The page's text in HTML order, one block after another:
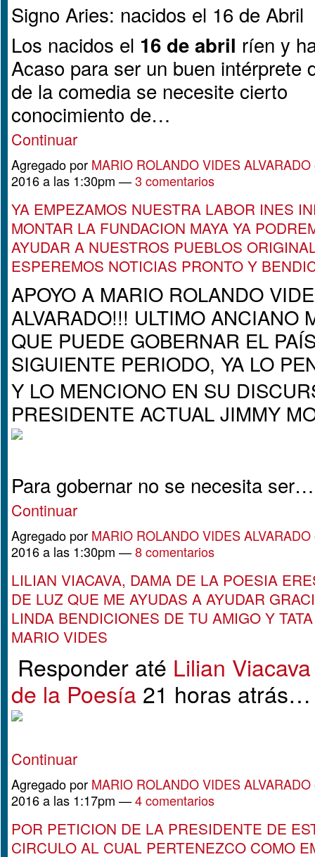
Signo Aries: nacidos el 16 de Abril
Los nacidos el 16 de abril ríen y
Acaso para ser un buen intérprete
de la comedia se necesite cierto
conocimiento de…
Continuar
Agregado por MARIO ROLANDO VIDES ALVARADO
2016 a las 1:30pm —3 comentarios
YA EMPEZAMOS NUESTRA LABOR INES
MONTAR LA FUNDACION MAYA YA
AYUDAR A NUESTROS PUEBLOS
ESPEREMOS NOTICIAS PRONTO Y
APOYO A MARIO ROLANDO
ALVARADO!!! ULTIMO ANCIANO
QUE PUEDE GOBERNAR EL
SIGUIENTE PERIODO, YA LO
Y LO MENCIONO EN SU
PRESIDENTE ACTUAL JIMMY
Para gobernar no se necesita ser…
Continuar
Agregado por MARIO ROLANDO VIDES ALVARADO
2016 a las 1:30pm —8 comentarios
LILIAN VIACAVA, DAMA DE LA POESIA
DE LUZ QUE ME AYUDAS A AYUDAR
LINDA BENDICIONES DE TU AMIGO Y
MARIO VIDES
Responder até Lilian
de la Poesía 21 horas atrás…
Continuar
Agregado por MARIO ROLANDO VIDES ALVARADO
2016 a las 1:17pm —4 comentarios
POR PETICION DE LA PRESIDENTE DE
CIRCULO AL CUAL PERTENEZCO COMO